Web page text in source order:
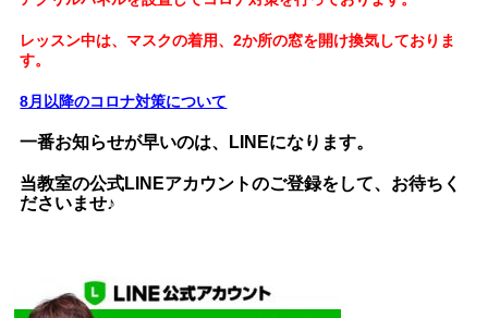
レッスン中は、マスクの着用、2か所の窓を開け換気しておりま
す。
8月以降のコロナ対策について
一番お知らせが早いのは、LINEになります。
当教室の公式LINEアカウントのご登録をして、お待ちく
ださいませ♪